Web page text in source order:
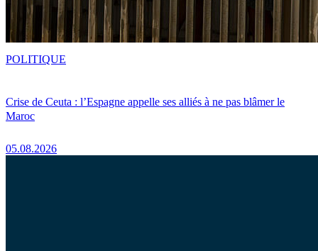
Crise de Ceuta : l’Espagne appelle ses alliés à ne pas blâmer le
Maroc
05.08.2026
POLITIQUE